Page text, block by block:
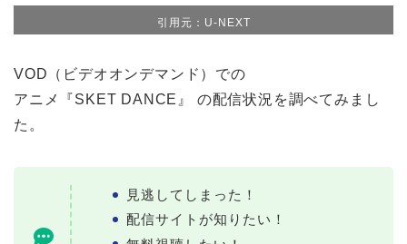
引用元：U-NEXT
VOD（ビデオオンデマンド）での
アニメ『SKET DANCE』 の配信状況を調べてみまし
た。
見逃してしまった！
配信サイトが知りたい！